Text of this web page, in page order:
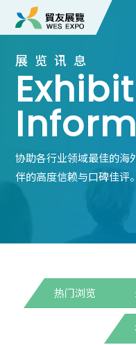
展览讯息
协助各行业领域最佳的海
伴的高度信赖与口碑佳评。
热门浏览